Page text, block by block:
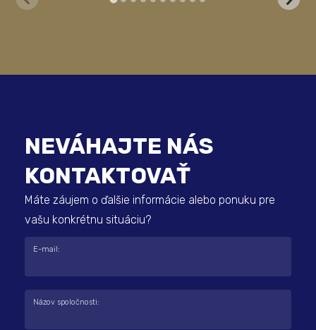
NEVÁHAJTE NÁS
KONTAKTOVAŤ
Máte záujem o ďalšie informácie alebo ponuku pre
vašu konkrétnu situáciu?
E-mail:
Názov spoločnosti: